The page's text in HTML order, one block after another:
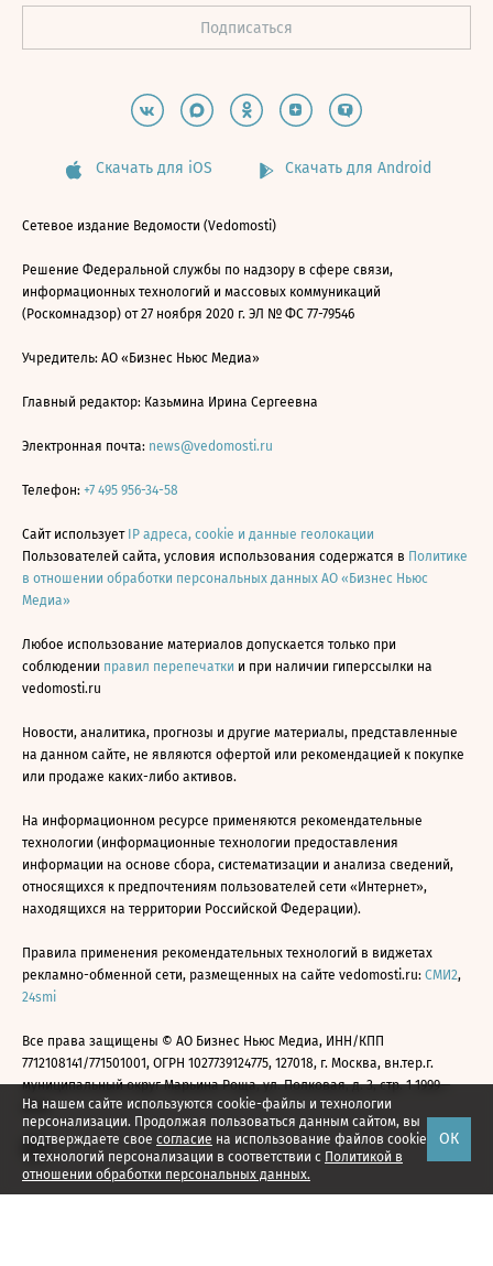
На нашем сайте используются cookie-файлы и технологии
персонализации. Продолжая пользоваться данным сайтом, вы
подтверждаете свое согласие на использование файлов cookie
и технологий персонализации в соответствии с Политикой в
отношении обработки персональных данных.
ОК
Скачать для iOS Скачать для Android
Сетевое издание Ведомости (Vedomosti)
Решение Федеральной службы по надзору в сфере связи,
информационных технологий и массовых коммуникаций
(Роскомнадзор) от 27 ноября 2020 г. ЭЛ № ФС 77-79546
Учредитель: АО «Бизнес Ньюс Медиа»
Главный редактор: Казьмина Ирина Сергеевна
Электронная почта: news@vedomosti.ru
Телефон: +7 495 956-34-58
Сайт использует IP адреса, cookie и данные геолокации
Пользователей сайта, условия использования содержатся в Политике
в отношении обработки персональных данных АО «Бизнес Ньюс
Медиа»
Любое использование материалов допускается только при
соблюдении правил перепечатки и при наличии гиперссылки на
vedomosti.ru
Новости, аналитика, прогнозы и другие материалы, представленные
на данном сайте, не являются офертой или рекомендацией к покупке
или продаже каких-либо активов.
На информационном ресурсе применяются рекомендательные
технологии (информационные технологии предоставления
информации на основе сбора, систематизации и анализа сведений,
относящихся к предпочтениям пользователей сети «Интернет»,
находящихся на территории Российской Федерации).
Правила применения рекомендательных технологий в виджетах
рекламно-обменной сети, размещенных на сайте vedomosti.ru: СМИ2,
24smi
Все права защищены © АО Бизнес Ньюс Медиа, ИНН/КПП
7712108141/771501001, ОГРН 1027739124775, 127018, г. Москва, вн.тер.г.
муниципальный округ Марьина Роща, ул. Полковая, д. 3, стр. 1 1999—
2026